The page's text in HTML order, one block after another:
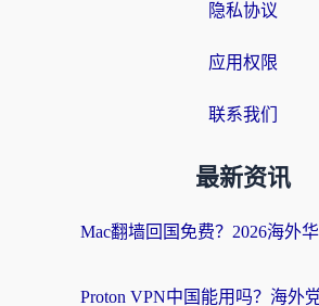
隐私协议
应用权限
联系我们
最新资讯